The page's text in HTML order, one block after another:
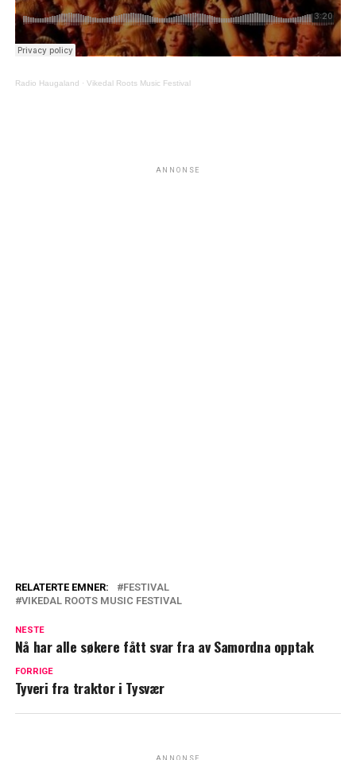
Radio Haugaland · Vikedal Roots Music Festival
ANNONSE
RELATERTE EMNER:
FESTIVAL
VIKEDAL ROOTS MUSIC FESTIVAL
NESTE
Nå har alle søkere fått svar fra av Samordna opptak
FORRIGE
Tyveri fra traktor i Tysvær
ANNONSE